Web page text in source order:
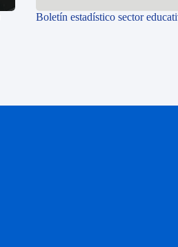
Boletín estadístico sector